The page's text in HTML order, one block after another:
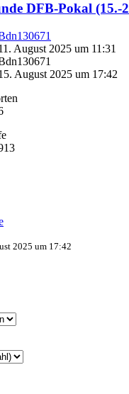
DFB-Pokal (15.-
August 2025 um 11:31
August 2025 um 17:42
2025 um 17:42